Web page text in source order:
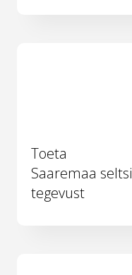
Toeta
Saaremaa seltsi
tegevust